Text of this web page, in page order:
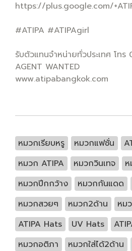
https://plus.google.com/
#ATIPA #ATIPAgirl
รับตัวแทนจำหน่ายทั่วประเทศ โท
AGENT WANTED
www.atipabangkok.com
หมวกเรียบหรู หมวกแฟชั่น
หมวก ATIPA
หมวกวินเทจ
หมวกปีกกว้าง
หมวกกันแดด
หมวกสวยๆ
หมวก2ด้าน
หม
ATIPA Hats
UV Hats
หมวกอติภา
หมวกใส่ได้2ด้าน